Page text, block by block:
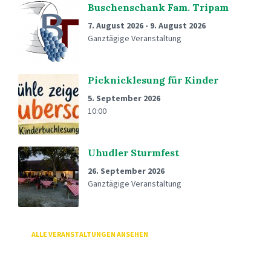
Buschenschank Fam. Tripam
7. August 2026 - 9. August 2026
Ganztägige Veranstaltung
Picknicklesung für Kinder
5. September 2026
10:00
Uhudler Sturmfest
26. September 2026
Ganztägige Veranstaltung
ALLE VERANSTALTUNGEN ANSEHEN